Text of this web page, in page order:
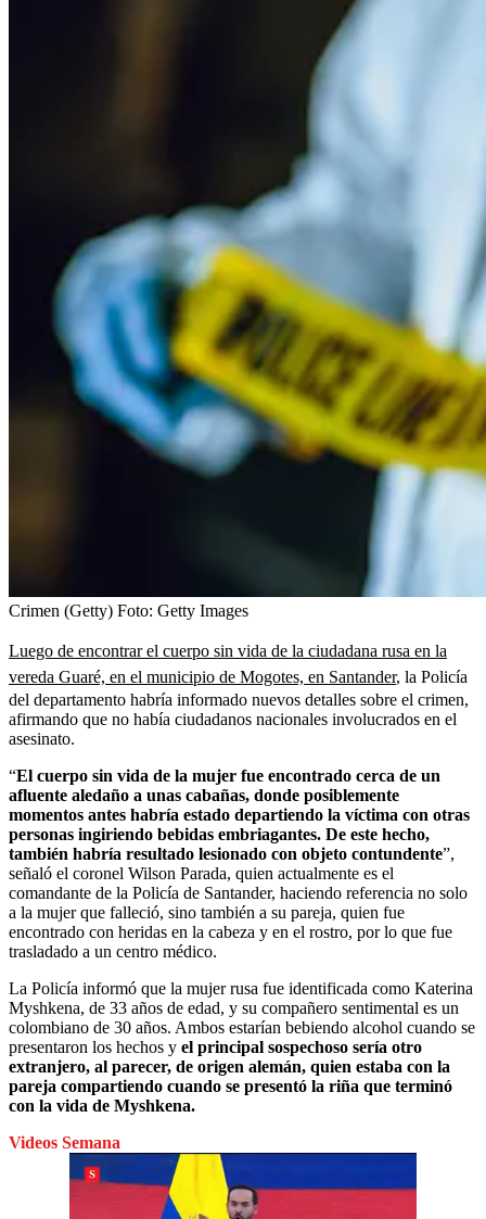
Crimen (Getty) Foto: Getty Images
Luego de encontrar el cuerpo sin vida de la ciudadana rusa en la
vereda Guaré, en el municipio de Mogotes, en Santander, la Policía
del departamento habría informado nuevos detalles sobre el crimen,
afirmando que no había ciudadanos nacionales involucrados en el
asesinato.
“El cuerpo sin vida de la mujer fue encontrado cerca de un
afluente aledaño a unas cabañas, donde posiblemente
momentos antes habría estado departiendo la víctima con otras
personas ingiriendo bebidas embriagantes. De este hecho,
también habría resultado lesionado con objeto contundente”,
señaló el coronel Wilson Parada, quien actualmente es el
comandante de la Policía de Santander, haciendo referencia no solo
a la mujer que falleció, sino también a su pareja, quien fue
encontrado con heridas en la cabeza y en el rostro, por lo que fue
trasladado a un centro médico.
La Policía informó que la mujer rusa fue identificada como Katerina
Myshkena, de 33 años de edad, y su compañero sentimental es un
colombiano de 30 años. Ambos estarían bebiendo alcohol cuando se
presentaron los hechos y el principal sospechoso sería otro
extranjero, al parecer, de origen alemán, quien estaba con la
pareja compartiendo cuando se presentó la riña que terminó
con la vida de Myshkena.
Videos Semana